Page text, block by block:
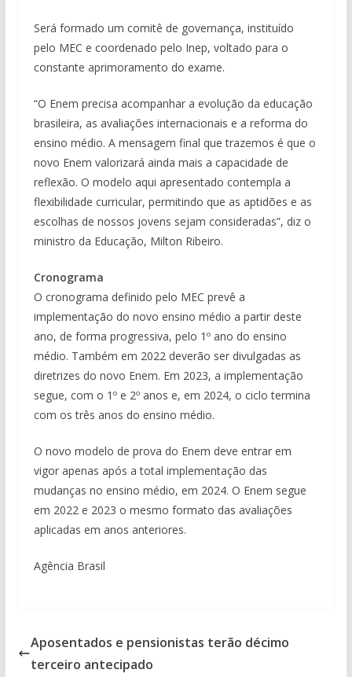
Será formado um comitê de governança, instituído
pelo MEC e coordenado pelo Inep, voltado para o
constante aprimoramento do exame.
“O Enem precisa acompanhar a evolução da educação
brasileira, as avaliações internacionais e a reforma do
ensino médio. A mensagem final que trazemos é que o
novo Enem valorizará ainda mais a capacidade de
reflexão. O modelo aqui apresentado contempla a
flexibilidade curricular, permitindo que as aptidões e as
escolhas de nossos jovens sejam consideradas”, diz o
ministro da Educação, Milton Ribeiro.
Cronograma
O cronograma definido pelo MEC prevê a
implementação do novo ensino médio a partir deste
ano, de forma progressiva, pelo 1º ano do ensino
médio. Também em 2022 deverão ser divulgadas as
diretrizes do novo Enem. Em 2023, a implementação
segue, com o 1º e 2º anos e, em 2024, o ciclo termina
com os três anos do ensino médio.
O novo modelo de prova do Enem deve entrar em
vigor apenas após a total implementação das
mudanças no ensino médio, em 2024. O Enem segue
em 2022 e 2023 o mesmo formato das avaliações
aplicadas em anos anteriores.
Agência Brasil
Aposentados e pensionistas terão décimo
terceiro antecipado